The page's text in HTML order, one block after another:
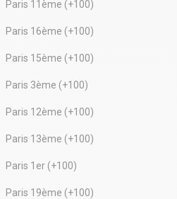
Paris 11ème (+100)
Paris 16ème (+100)
Paris 15ème (+100)
Paris 3ème (+100)
Paris 12ème (+100)
Paris 13ème (+100)
Paris 1er (+100)
Paris 19ème (+100)